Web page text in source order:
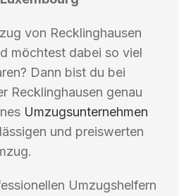
von Recklinghausen
möchtest dabei so viel
Dann bist du bei
Recklinghausen genau
Umzugsunternehmen
und preiswerten
Umzugshelfern